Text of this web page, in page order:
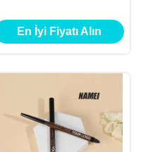
En İyi Fiyatı Alın